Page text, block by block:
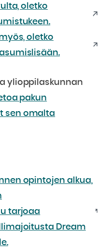
oletko
oletko
ylioppilaskunnan
pakun
sen omalta
opintojen alkua,
tarjoaa
Dream